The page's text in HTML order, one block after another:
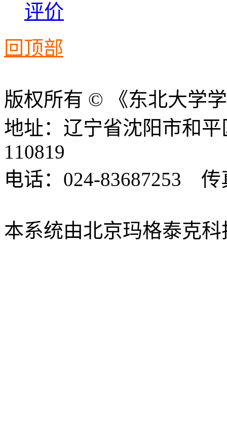
评价
回顶部
版权所有 © 《东北大学
地址：辽宁省沈阳市和
110819
电话：024-83687253
本系统由北京玛格泰克